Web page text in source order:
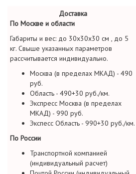
Доставка
По Москве и области
Габариты и вес: до 30х30х30 см , до 5
кг. Свыше указанных параметров
рассчитывается индивидуально.
Москва (в пределах МКАД) - 490
руб.
Область - 490+30 руб./км.
Экспресс Москва (в пределах
МКАД) - 990 руб.
Экспесс Область - 990+30 руб./км.
По России
Транспортной компанией
(индивидуальный расчет)